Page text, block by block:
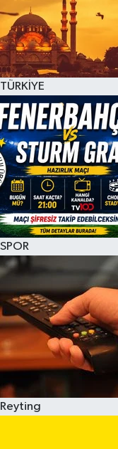
TÜRKİYE
SPOR
Reyting